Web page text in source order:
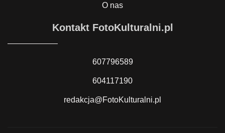
O nas
Kontakt FotoKulturalni.pl
607796589
604117190
redakcja@FotoKulturalni.pl